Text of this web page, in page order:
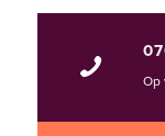
Op